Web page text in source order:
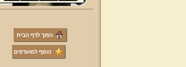
הפוך לדף הבית
הוסף למועדפים